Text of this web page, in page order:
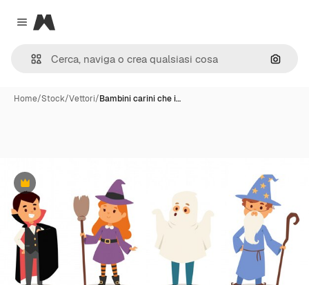
Close menu
Magnific
Cerca
Home/Stock/Vettori/Bambini carini che i…
Premium